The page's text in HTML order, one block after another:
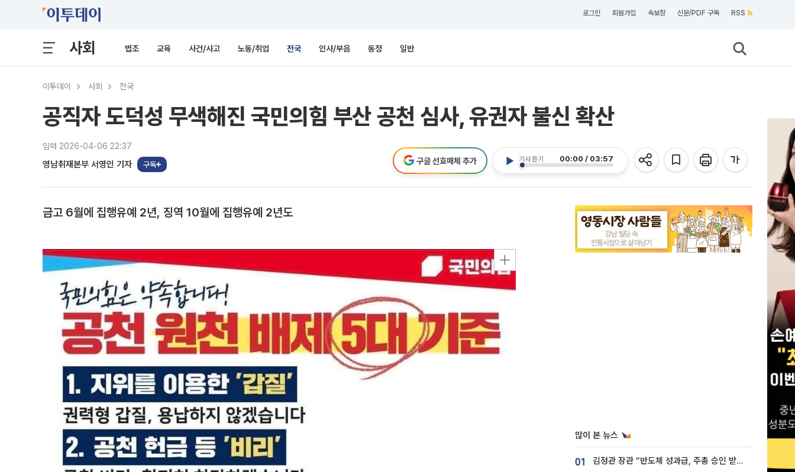
로그인 회원가입 속보창 신문/PDF 구독 RSS
사회 법조 교육 사건/사고 노동/취업 전국 인사/부음 동정 일반
이투데이 사회 전국
공직자 도덕성 무색해진 국민의힘 부산 공천 심사, 유권자 불신 확산
입력 2026-04-06 22:37
영남취재본부 서영인 기자 구독
기사 듣기 00:00 / 03:57
구글 선호매체 추가
금고 6월에 집행유예 2년, 징역 10월에 집행유예 2년도
많이 본 뉴스
01 김정관 장관 “반도체 성과급, 주총 승인 받도록”…상법·자본시장법 개정 시사